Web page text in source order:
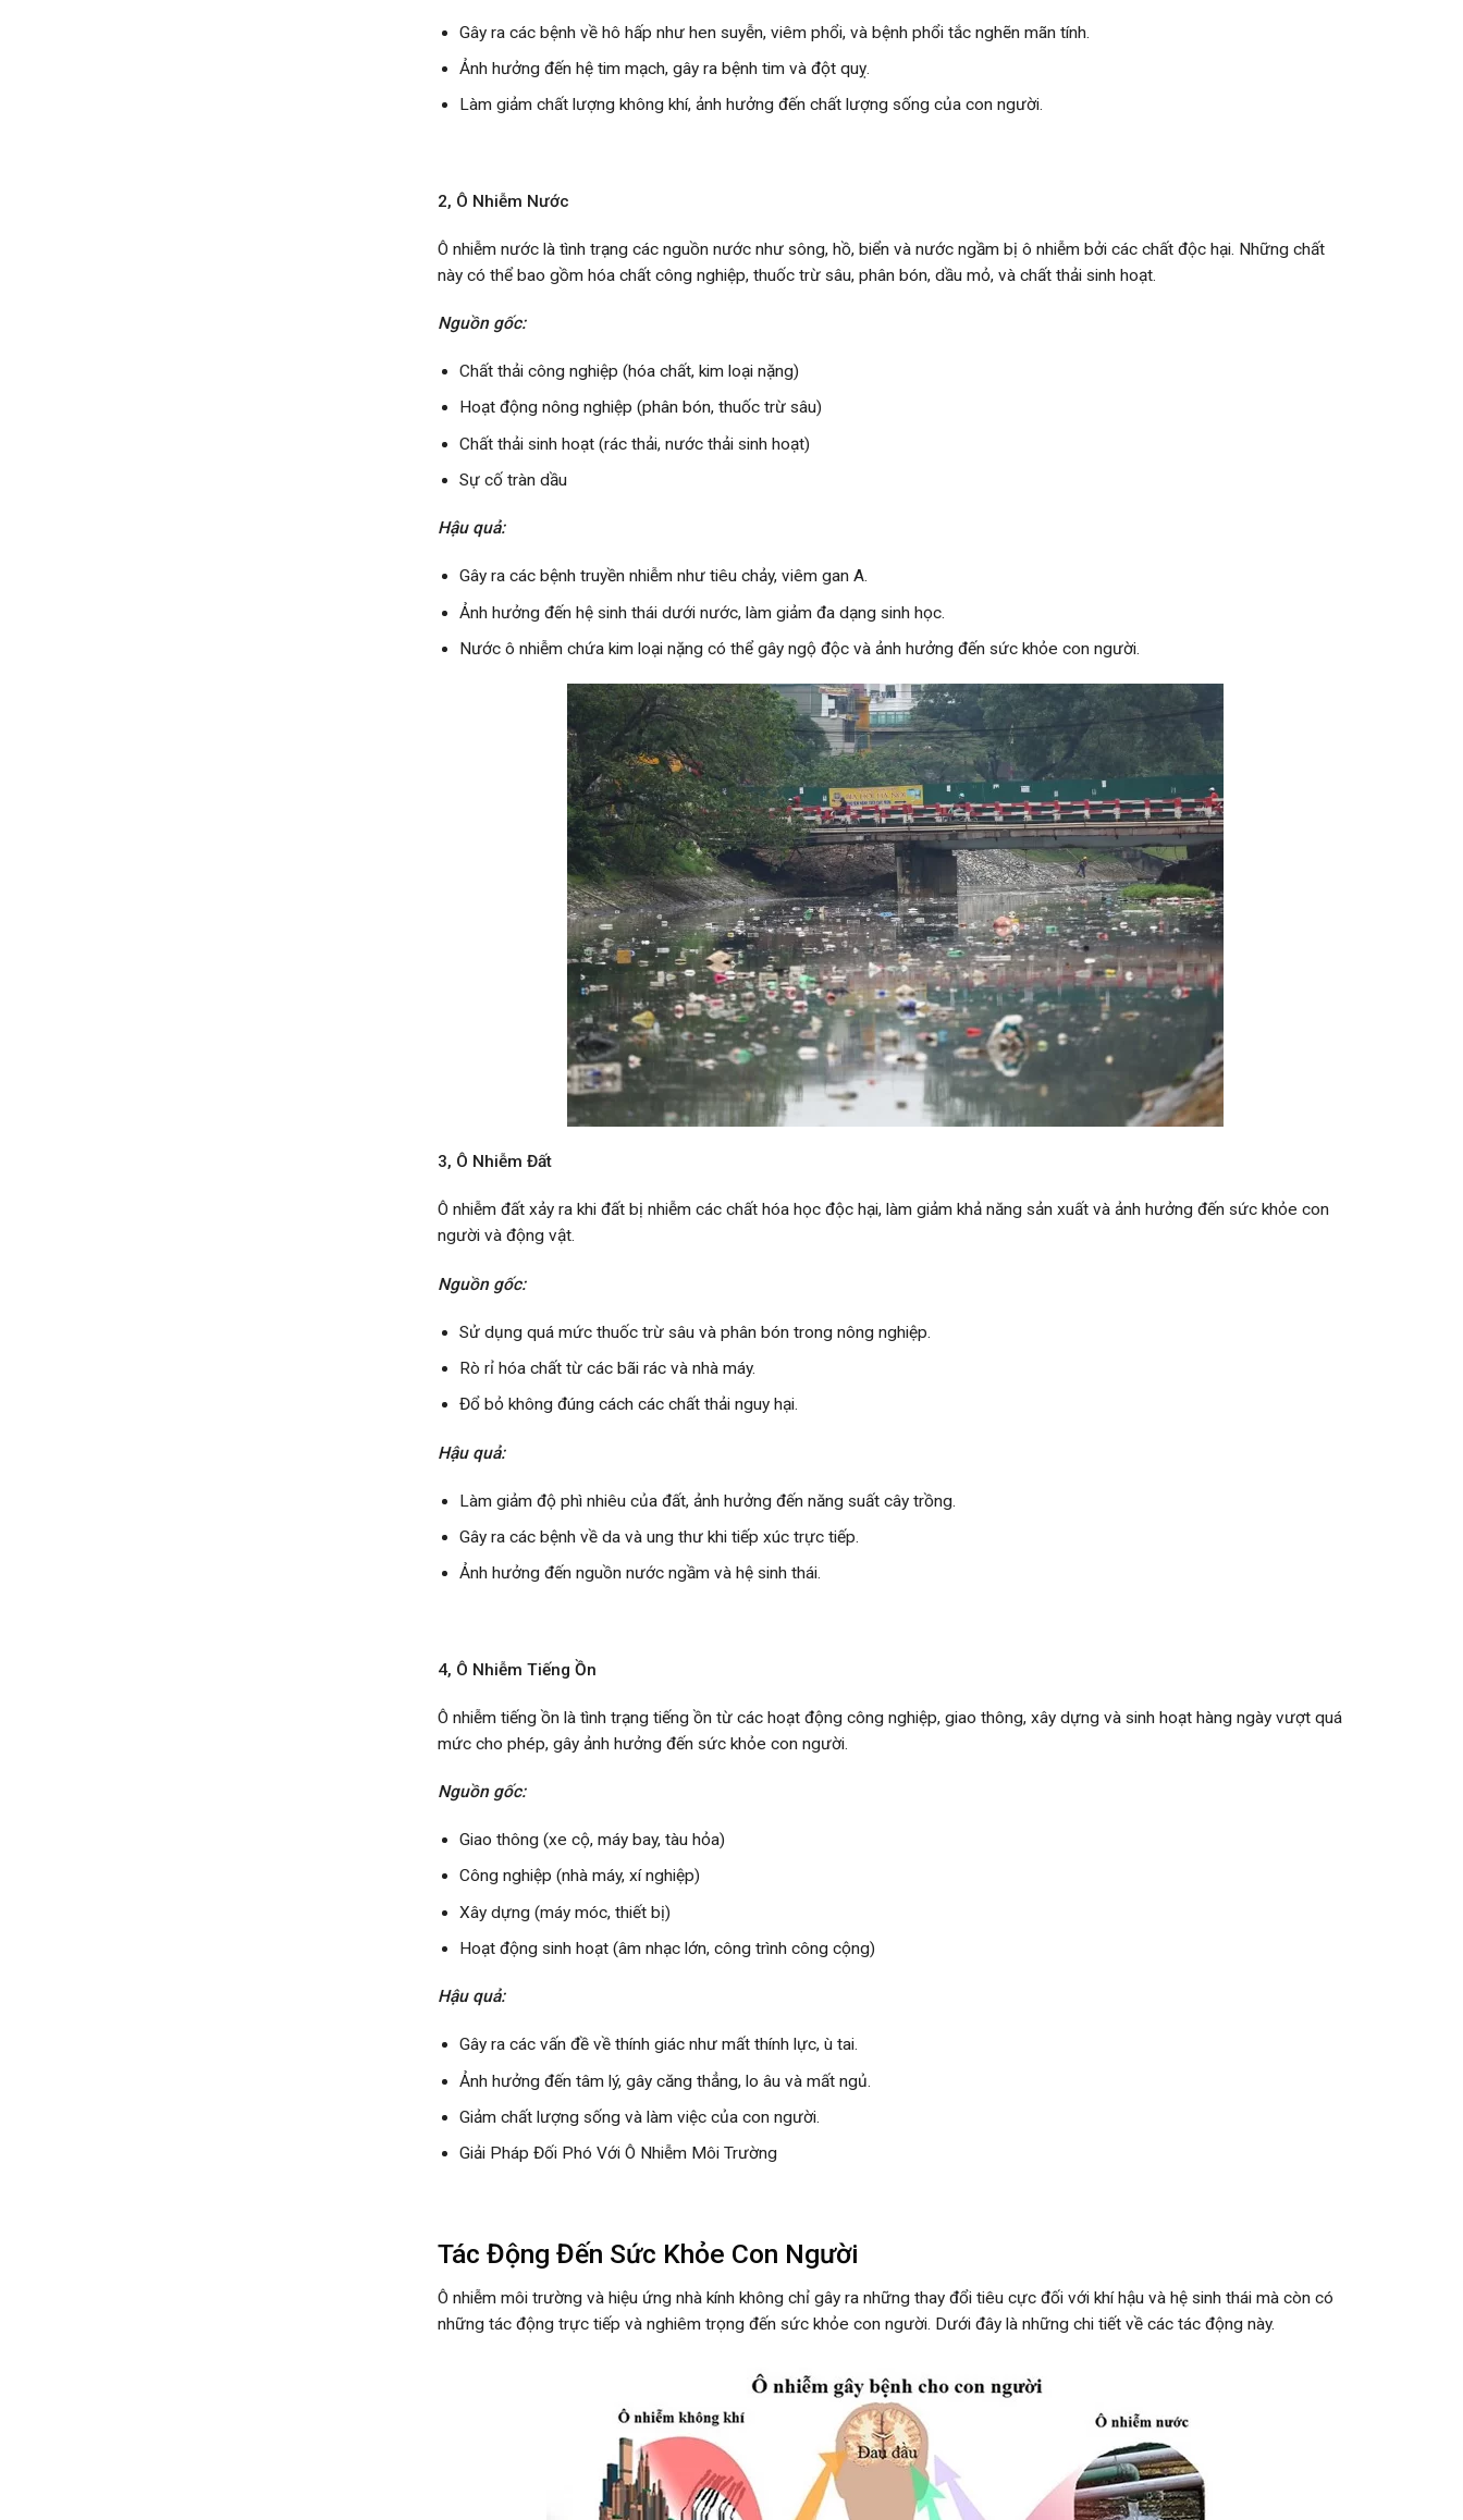
Gây ra các bệnh về hô hấp như hen suyễn, viêm phổi, và bệnh phổi tắc nghẽn mãn tính.
Ảnh hưởng đến hệ tim mạch, gây ra bệnh tim và đột quỵ.
Làm giảm chất lượng không khí, ảnh hưởng đến chất lượng sống của con người.
2, Ô Nhiễm Nước
Ô nhiễm nước là tình trạng các nguồn nước như sông, hồ, biển và nước ngầm bị ô nhiễm bởi các chất độc hại. Những chất
này có thể bao gồm hóa chất công nghiệp, thuốc trừ sâu, phân bón, dầu mỏ, và chất thải sinh hoạt.
Nguồn gốc:
Chất thải công nghiệp (hóa chất, kim loại nặng)
Hoạt động nông nghiệp (phân bón, thuốc trừ sâu)
Chất thải sinh hoạt (rác thải, nước thải sinh hoạt)
Sự cố tràn dầu
Hậu quả:
Gây ra các bệnh truyền nhiễm như tiêu chảy, viêm gan A.
Ảnh hưởng đến hệ sinh thái dưới nước, làm giảm đa dạng sinh học.
Nước ô nhiễm chứa kim loại nặng có thể gây ngộ độc và ảnh hưởng đến sức khỏe con người.
3, Ô Nhiễm Đất
Ô nhiễm đất xảy ra khi đất bị nhiễm các chất hóa học độc hại, làm giảm khả năng sản xuất và ảnh hưởng đến sức khỏe con
người và động vật.
Nguồn gốc:
Sử dụng quá mức thuốc trừ sâu và phân bón trong nông nghiệp.
Rò rỉ hóa chất từ các bãi rác và nhà máy.
Đổ bỏ không đúng cách các chất thải nguy hại.
Hậu quả:
Làm giảm độ phì nhiêu của đất, ảnh hưởng đến năng suất cây trồng.
Gây ra các bệnh về da và ung thư khi tiếp xúc trực tiếp.
Ảnh hưởng đến nguồn nước ngầm và hệ sinh thái.
4, Ô Nhiễm Tiếng Ồn
Ô nhiễm tiếng ồn là tình trạng tiếng ồn từ các hoạt động công nghiệp, giao thông, xây dựng và sinh hoạt hàng ngày vượt quá
mức cho phép, gây ảnh hưởng đến sức khỏe con người.
Nguồn gốc:
Giao thông (xe cộ, máy bay, tàu hỏa)
Công nghiệp (nhà máy, xí nghiệp)
Xây dựng (máy móc, thiết bị)
Hoạt động sinh hoạt (âm nhạc lớn, công trình công cộng)
Hậu quả:
Gây ra các vấn đề về thính giác như mất thính lực, ù tai.
Ảnh hưởng đến tâm lý, gây căng thẳng, lo âu và mất ngủ.
Giảm chất lượng sống và làm việc của con người.
Giải Pháp Đối Phó Với Ô Nhiễm Môi Trường
Tác Động Đến Sức Khỏe Con Người
Ô nhiễm môi trường và hiệu ứng nhà kính không chỉ gây ra những thay đổi tiêu cực đối với khí hậu và hệ sinh thái mà còn có
những tác động trực tiếp và nghiêm trọng đến sức khỏe con người. Dưới đây là những chi tiết về các tác động này.